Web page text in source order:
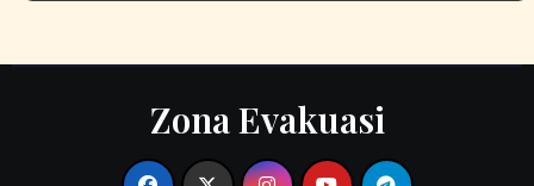
Zona Evakuasi